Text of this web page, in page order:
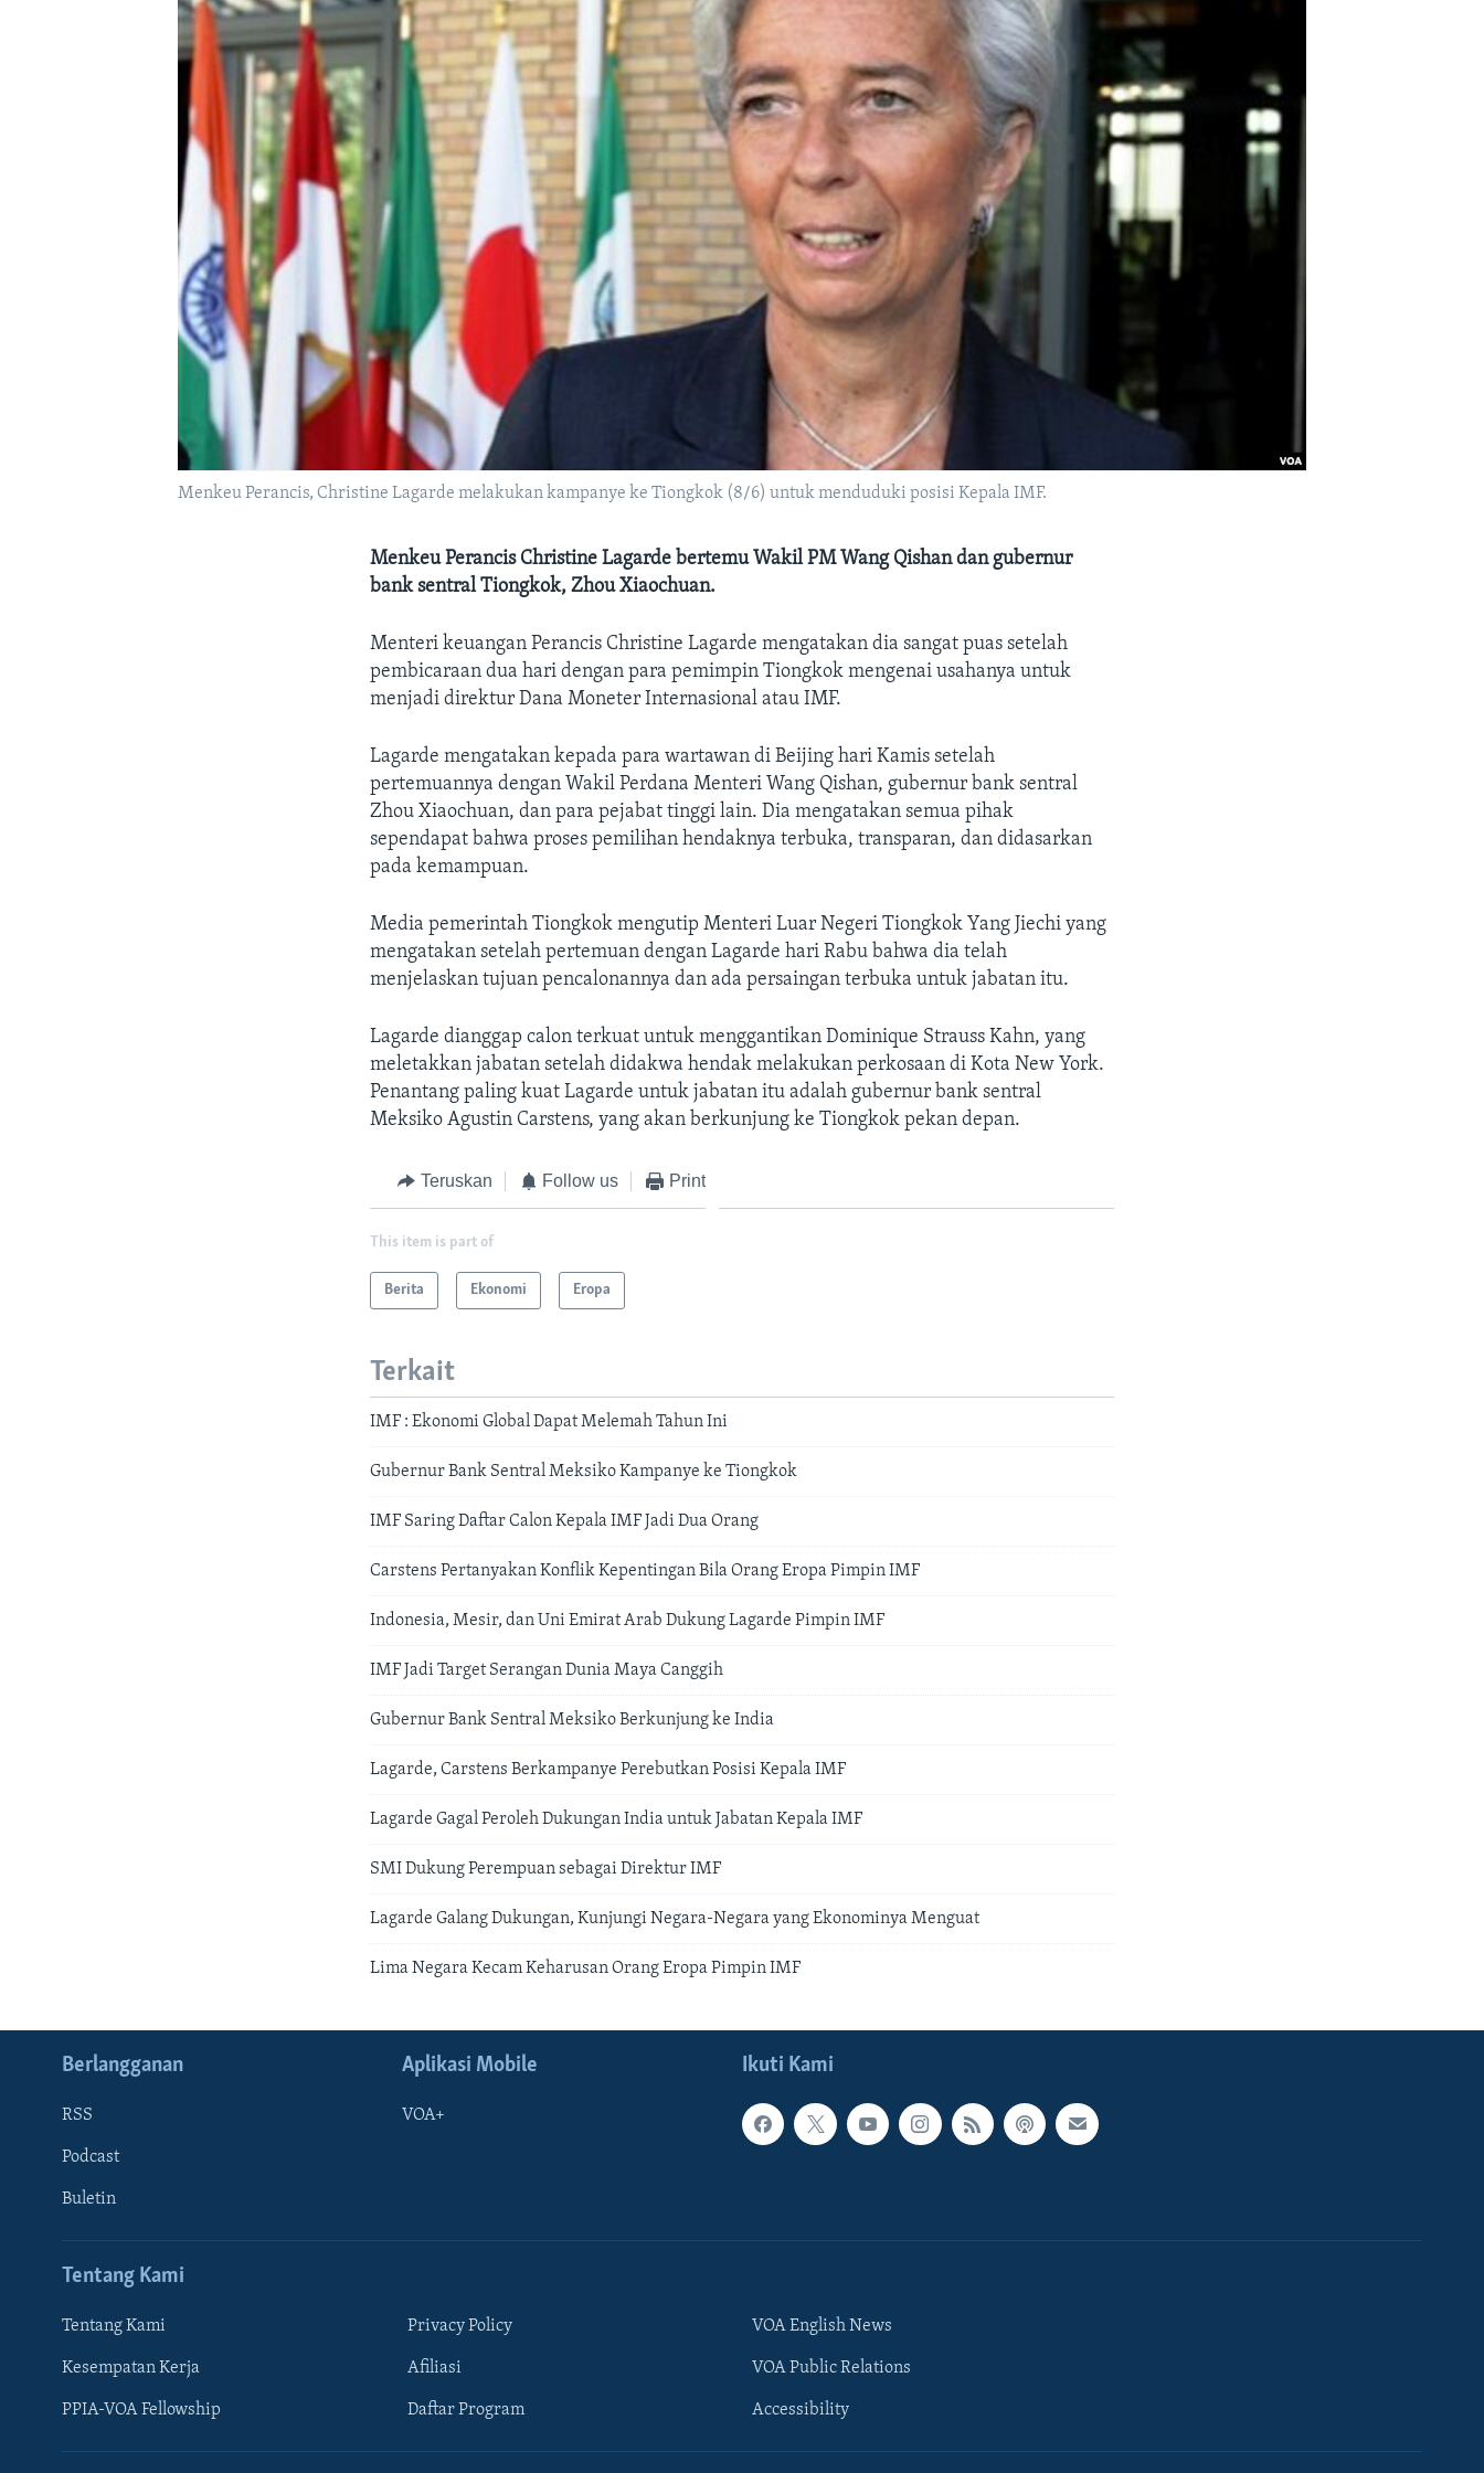
Menkeu Perancis, Christine Lagarde melakukan kampanye ke Tiongkok (8/6) untuk menduduki posisi Kepala IMF.
Menkeu Perancis Christine Lagarde bertemu Wakil PM Wang Qishan dan gubernur
bank sentral Tiongkok, Zhou Xiaochuan.
Menteri keuangan Perancis Christine Lagarde mengatakan dia sangat puas setelah
pembicaraan dua hari dengan para pemimpin Tiongkok mengenai usahanya untuk
menjadi direktur Dana Moneter Internasional atau IMF.
Lagarde mengatakan kepada para wartawan di Beijing hari Kamis setelah
pertemuannya dengan Wakil Perdana Menteri Wang Qishan, gubernur bank sentral
Zhou Xiaochuan, dan para pejabat tinggi lain. Dia mengatakan semua pihak
sependapat bahwa proses pemilihan hendaknya terbuka, transparan, dan didasarkan
pada kemampuan.
Media pemerintah Tiongkok mengutip Menteri Luar Negeri Tiongkok Yang Jiechi yang
mengatakan setelah pertemuan dengan Lagarde hari Rabu bahwa dia telah
menjelaskan tujuan pencalonannya dan ada persaingan terbuka untuk jabatan itu.
Lagarde dianggap calon terkuat untuk menggantikan Dominique Strauss Kahn, yang
meletakkan jabatan setelah didakwa hendak melakukan perkosaan di Kota New York.
Penantang paling kuat Lagarde untuk jabatan itu adalah gubernur bank sentral
Meksiko Agustin Carstens, yang akan berkunjung ke Tiongkok pekan depan.
Teruskan Follow us Print
This item is part of
Berita Ekonomi Eropa
Terkait
IMF : Ekonomi Global Dapat Melemah Tahun Ini
Gubernur Bank Sentral Meksiko Kampanye ke Tiongkok
IMF Saring Daftar Calon Kepala IMF Jadi Dua Orang
Carstens Pertanyakan Konflik Kepentingan Bila Orang Eropa Pimpin IMF
Indonesia, Mesir, dan Uni Emirat Arab Dukung Lagarde Pimpin IMF
IMF Jadi Target Serangan Dunia Maya Canggih
Gubernur Bank Sentral Meksiko Berkunjung ke India
Lagarde, Carstens Berkampanye Perebutkan Posisi Kepala IMF
Lagarde Gagal Peroleh Dukungan India untuk Jabatan Kepala IMF
SMI Dukung Perempuan sebagai Direktur IMF
Lagarde Galang Dukungan, Kunjungi Negara-Negara yang Ekonominya Menguat
Lima Negara Kecam Keharusan Orang Eropa Pimpin IMF
Ikuti Kami
Berlangganan
RSS
Podcast
Buletin
Aplikasi Mobile
VOA+
Tentang Kami
Tentang Kami
Kesempatan Kerja
PPIA-VOA Fellowship
Privacy Policy
Afiliasi
Daftar Program
VOA English News
VOA Public Relations
Accessibility